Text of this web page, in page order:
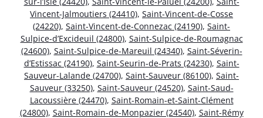
Vincent-Jalmoutiers (24410), Saint-Vincent-de-Cosse
(24220), Saint-Vincent-de-Connezac (24190), Saint-
Sulpice-d’Excideuil (24800), Saint-Sulpice-de-Roumagnac
(24600), Saint-Sulpice-de-Mareuil (24340), Saint-Séverin-
d’Estissac (24190), Saint-Seurin-de-Prats (24230), Saint-
Sauveur-Lalande (24700), Saint-Sauveur (86100), Saint-
Sauveur (33250), Saint-Sauveur (24520), Saint-Saud-
Lacoussière (24470), Saint-Romain-et-Saint-Clément
(24800), Saint-Romain-de-Monpazier (24540), Saint-Rémy